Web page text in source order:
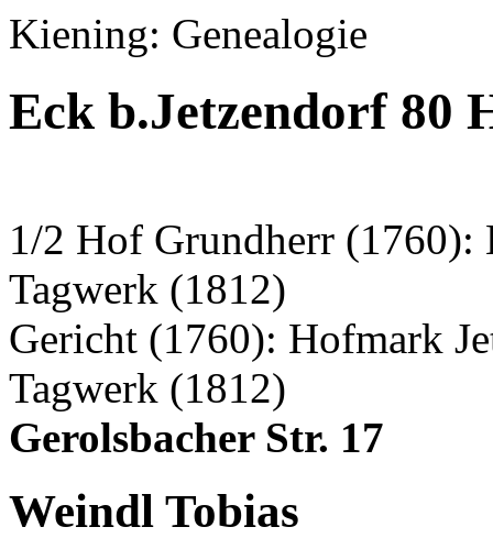
Kiening: Genealogie
Eck b.Jetzendorf 80
1/2 Hof Grundherr (1760):
Tagwerk (1812)
Gericht (1760): Hofmark
Tagwerk (1812)
Gerolsbacher Str. 17
Weindl Tobias